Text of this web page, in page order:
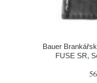
Bauer
FUSE SR,